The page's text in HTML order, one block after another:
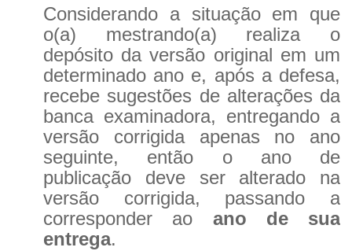
CRInt
CSA
Acadêmico
Serviço de Apoio ao Ensino
Concurso Docente
Representação Discente
Licitações e Contratos
Abertas
Encerradas
Contratos
Considerando a situação em que
o(a) mestrando(a) realiza o
depósito da versão original em um
determinado ano e, após a defesa,
recebe sugestões de alterações da
banca examinadora, entregando a
versão corrigida apenas no ano
seguinte, então o ano de
publicação deve ser alterado na
versão corrigida, passando a
corresponder ao ano de sua
entrega.